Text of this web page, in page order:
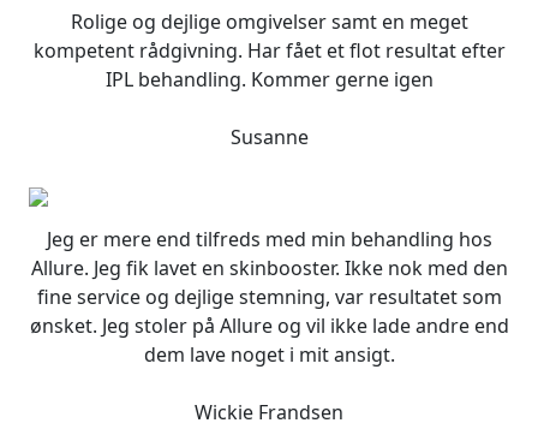
Rolige og dejlige omgivelser samt en meget
kompetent rådgivning. Har fået et flot resultat efter
IPL behandling. Kommer gerne igen
Susanne
Jeg er mere end tilfreds med min behandling hos
Allure. Jeg fik lavet en skinbooster. Ikke nok med den
fine service og dejlige stemning, var resultatet som
ønsket. Jeg stoler på Allure og vil ikke lade andre end
dem lave noget i mit ansigt.
Wickie Frandsen